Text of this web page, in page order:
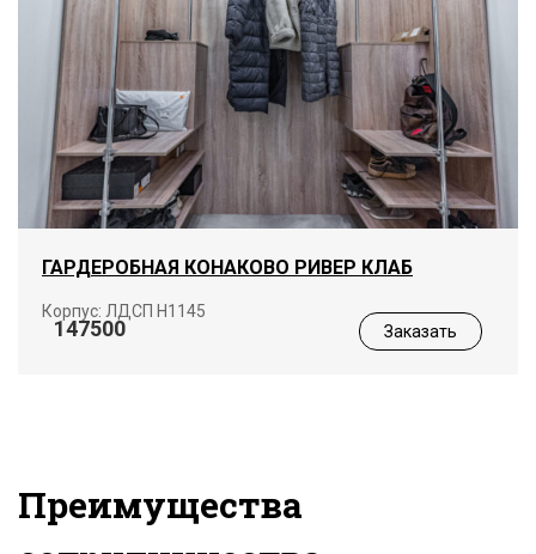
ГАРДЕРОБНАЯ КОНАКОВО РИВЕР КЛАБ
Корпус: ЛДСП Н1145
147500 Заказать
Преимущества